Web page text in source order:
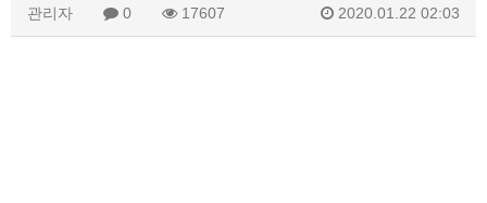
관리자 0 17607 2020.01.22 02:03